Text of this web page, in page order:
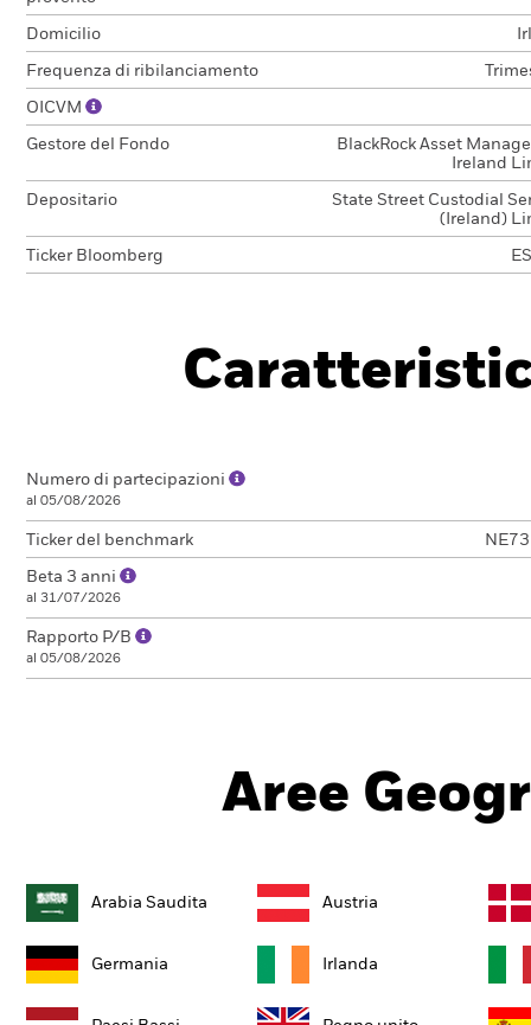
Domicilio
Frequenza di ribilanciamento
OICVM
Gestore del Fondo
BlackRock Asset
Ireland
Depositario
State Street Custodial
(Ireland)
Ticker Bloomberg
Numero di partecipazioni
al 05/08/2026
Ticker del benchmark
Beta 3 anni
al 31/07/2026
Rapporto P/B
al 05/08/2026
Aree
Arabia Saudita Austria
Germania Irlanda